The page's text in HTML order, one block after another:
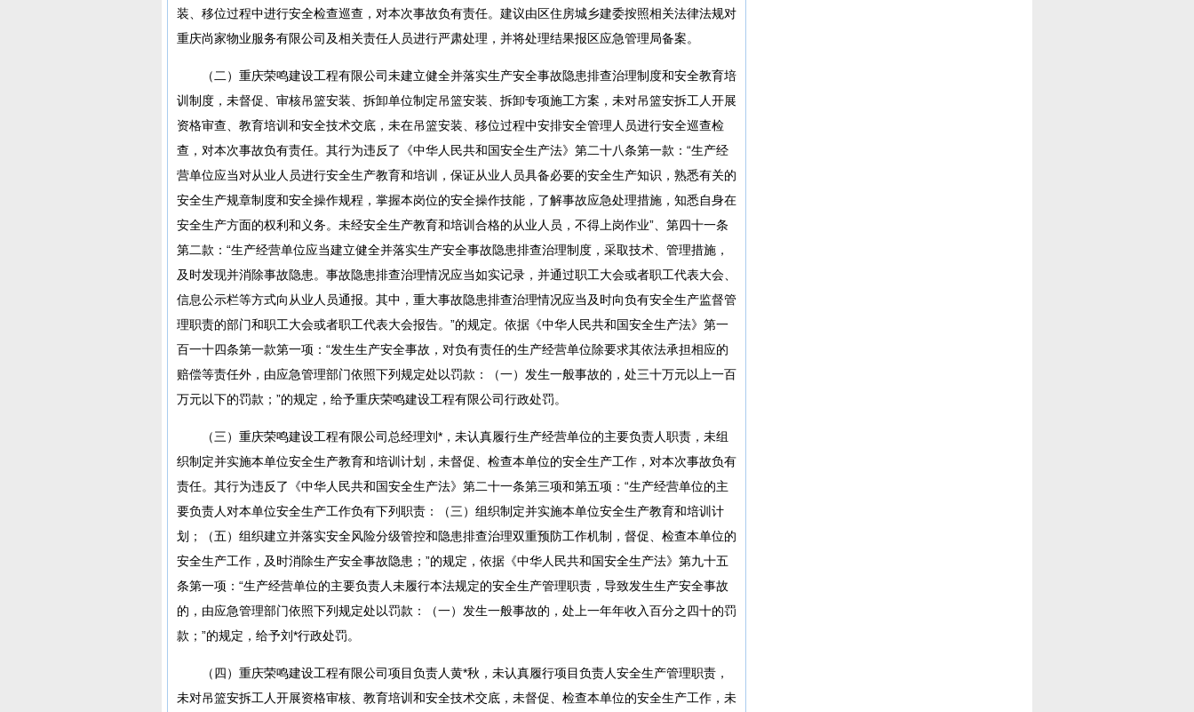
装、移位过程中进行安全检查巡查，对本次事故负有责任。建议由区住房城乡建委按照相关法律法规对
重庆尚家物业服务有限公司及相关责任人员进行严肃处理，并将处理结果报区应急管理局备案。
（二）重庆荣鸣建设工程有限公司未建立健全并落实生产安全事故隐患排查治理制度和安全教育培
训制度，未督促、审核吊篮安装、拆卸单位制定吊篮安装、拆卸专项施工方案，未对吊篮安拆工人开展
资格审查、教育培训和安全技术交底，未在吊篮安装、移位过程中安排安全管理人员进行安全巡查检
查，对本次事故负有责任。其行为违反了《中华人民共和国安全生产法》第二十八条第一款：“生产经
营单位应当对从业人员进行安全生产教育和培训，保证从业人员具备必要的安全生产知识，熟悉有关的
安全生产规章制度和安全操作规程，掌握本岗位的安全操作技能，了解事故应急处理措施，知悉自身在
安全生产方面的权利和义务。未经安全生产教育和培训合格的从业人员，不得上岗作业”、第四十一条
第二款：“生产经营单位应当建立健全并落实生产安全事故隐患排查治理制度，采取技术、管理措施，
及时发现并消除事故隐患。事故隐患排查治理情况应当如实记录，并通过职工大会或者职工代表大会、
信息公示栏等方式向从业人员通报。其中，重大事故隐患排查治理情况应当及时向负有安全生产监督管
理职责的部门和职工大会或者职工代表大会报告。”的规定。依据《中华人民共和国安全生产法》第一
百一十四条第一款第一项：“发生生产安全事故，对负有责任的生产经营单位除要求其依法承担相应的
赔偿等责任外，由应急管理部门依照下列规定处以罚款：（一）发生一般事故的，处三十万元以上一百
万元以下的罚款；”的规定，给予重庆荣鸣建设工程有限公司行政处罚。
（三）重庆荣鸣建设工程有限公司总经理刘*，未认真履行生产经营单位的主要负责人职责，未组
织制定并实施本单位安全生产教育和培训计划，未督促、检查本单位的安全生产工作，对本次事故负有
责任。其行为违反了《中华人民共和国安全生产法》第二十一条第三项和第五项：“生产经营单位的主
要负责人对本单位安全生产工作负有下列职责：（三）组织制定并实施本单位安全生产教育和培训计
划；（五）组织建立并落实安全风险分级管控和隐患排查治理双重预防工作机制，督促、检查本单位的
安全生产工作，及时消除生产安全事故隐患；”的规定，依据《中华人民共和国安全生产法》第九十五
条第一项：“生产经营单位的主要负责人未履行本法规定的安全生产管理职责，导致发生生产安全事故
的，由应急管理部门依照下列规定处以罚款：（一）发生一般事故的，处上一年年收入百分之四十的罚
款；”的规定，给予刘*行政处罚。
（四）重庆荣鸣建设工程有限公司项目负责人黄*秋，未认真履行项目负责人安全生产管理职责，
未对吊篮安拆工人开展资格审核、教育培训和安全技术交底，未督促、检查本单位的安全生产工作，未